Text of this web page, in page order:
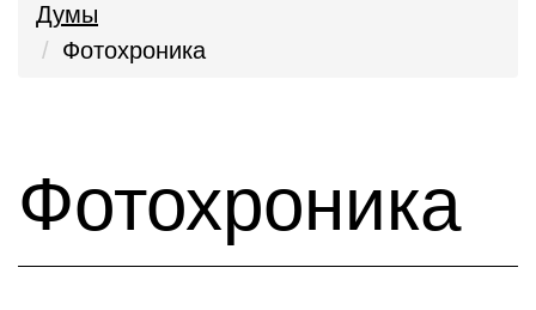
Думы
Фотохроника
Фотохроника